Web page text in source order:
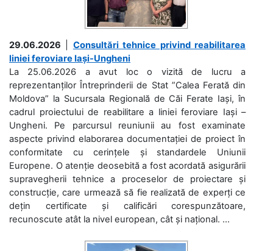
29.06.2026
Consultări tehnice privind reabilitarea
liniei feroviare Iași-Ungheni
La 25.06.2026 a avut loc o vizită de lucru a
reprezentanților Întreprinderii de Stat ”Calea Ferată din
Moldova” la Sucursala Regională de Căi Ferate Iași, în
cadrul proiectului de reabilitare a liniei feroviare Iași –
Ungheni. Pe parcursul reuniunii au fost examinate
aspecte privind elaborarea documentației de proiect în
conformitate cu cerințele și standardele Uniunii
Europene. O atenție deosebită a fost acordată asigurării
supravegherii tehnice a proceselor de proiectare și
construcție, care urmează să fie realizată de experți ce
dețin certificate și calificări corespunzătoare,
recunoscute atât la nivel european, cât și național. ...